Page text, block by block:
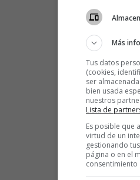
Más
Tus datos
(cookies,
ser
bien usada
nuestros
Lista de
Es posible que
virtud de un
gestionando
página o en el
consentimiento